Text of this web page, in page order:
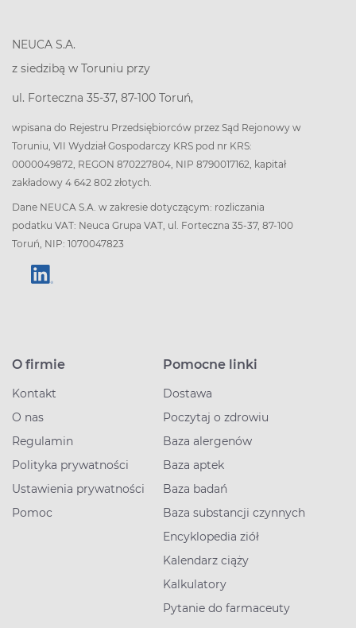
NEUCA S.A.
z siedzibą w Toruniu przy
ul. Forteczna 35-37, 87-100 Toruń,
wpisana do Rejestru Przedsiębiorców przez Sąd Rejonowy w
Toruniu, VII Wydział Gospodarczy KRS pod nr KRS:
0000049872, REGON 870227804, NIP 8790017162, kapitał
zakładowy 4 642 802 złotych.
Dane NEUCA S.A. w zakresie dotyczącym: rozliczania
podatku VAT: Neuca Grupa VAT, ul. Forteczna 35-37, 87-100
Toruń, NIP: 1070047823
O firmie
Kontakt
O nas
Regulamin
Polityka prywatności
Ustawienia prywatności
Pomoc
Pomocne linki
Dostawa
Poczytaj o zdrowiu
Baza alergenów
Baza aptek
Baza badań
Baza substancji czynnych
Encyklopedia ziół
Kalendarz ciąży
Kalkulatory
Pytanie do farmaceuty